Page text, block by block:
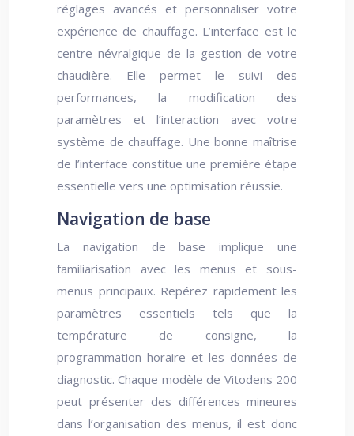
réglages avancés et personnaliser votre
expérience de chauffage. L’interface est le
centre névralgique de la gestion de votre
chaudière. Elle permet le suivi des
performances, la modification des
paramètres et l’interaction avec votre
système de chauffage. Une bonne maîtrise
de l’interface constitue une première étape
essentielle vers une optimisation réussie.
Navigation de base
La navigation de base implique une
familiarisation avec les menus et sous-
menus principaux. Repérez rapidement les
paramètres essentiels tels que la
température de consigne, la
programmation horaire et les données de
diagnostic. Chaque modèle de Vitodens 200
peut présenter des différences mineures
dans l’organisation des menus, il est donc